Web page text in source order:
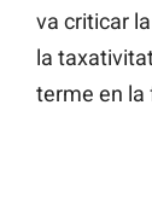
va criticar
la
terme en la